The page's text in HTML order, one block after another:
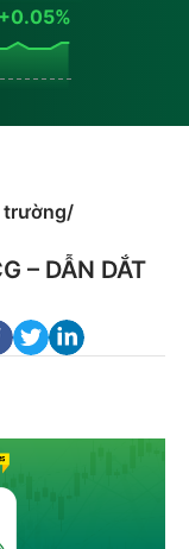
+0.05%
trường/
– DẪN DẮT